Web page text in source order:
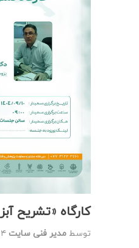
کارگاه «تشریح
توسط مدیر فنی سایت ۴ آذر ۱۴۰۴